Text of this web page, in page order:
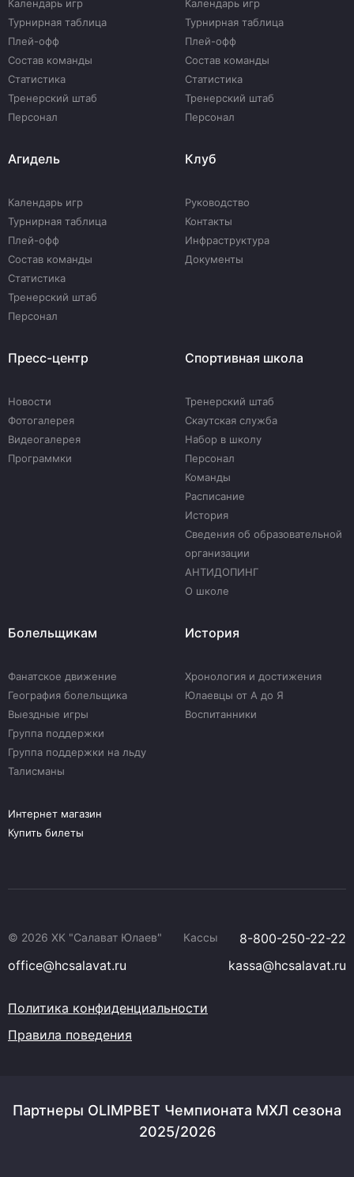
Календарь игр
Турнирная таблица
Плей-офф
Состав команды
Статистика
Тренерский штаб
Персонал
Календарь игр
Турнирная таблица
Плей-офф
Состав команды
Статистика
Тренерский штаб
Персонал
Агидель
Календарь игр
Турнирная таблица
Плей-офф
Состав команды
Статистика
Тренерский штаб
Персонал
Клуб
Руководство
Контакты
Инфраструктура
Документы
Пресс-центр
Новости
Фотогалерея
Видеогалерея
Программки
Спортивная школа
Тренерский штаб
Скаутская служба
Набор в школу
Персонал
Команды
Расписание
История
Сведения об образовательной
организации
АНТИДОПИНГ
О школе
Болельщикам
Фанатское движение
География болельщика
Выездные игры
Группа поддержки
Группа поддержки на льду
Талисманы
История
Хронология и достижения
Юлаевцы от А до Я
Воспитанники
Интернет магазин
Купить билеты
© 2026 ХК "Салават Юлаев" Кассы
8-800-250-22-22
office@hcsalavat.ru
kassa@hcsalavat.ru
Политика конфиденциальности
Правила поведения
Партнеры OLIMPBET Чемпионата МХЛ сезона
2025/2026